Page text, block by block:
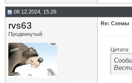
08.12.2024, 15:26
rvs63
Продвинутый
Re: Схемы
Цитата: